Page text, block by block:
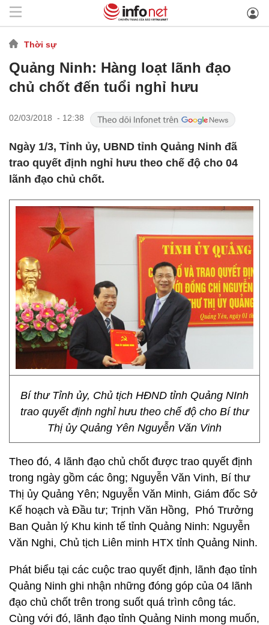
Thời sự
Quảng Ninh: Hàng loạt lãnh đạo
chủ chốt đến tuổi nghỉ hưu
02/03/2018 - 12:38
Ngày 1/3, Tỉnh ủy, UBND tỉnh Quảng Ninh đã
trao quyết định nghỉ hưu theo chế độ cho 04
lãnh đạo chủ chốt.
Bí thư Tỉnh ủy, Chủ tịch HĐND tỉnh Quảng NInh
trao quyết định nghỉ hưu theo chế độ cho Bí thư
Thị ủy Quảng Yên Nguyễn Văn Vinh
Theo đó, 4 lãnh đạo chủ chốt được trao quyết định
trong ngày gồm các ông; Nguyễn Văn Vinh, Bí thư
Thị ủy Quảng Yên; Nguyễn Văn Minh, Giám đốc Sở
Kế hoạch và Đầu tư; Trịnh Văn Hồng, Phó Trưởng
Ban Quản lý Khu kinh tế tỉnh Quảng Ninh: Nguyễn
Văn Nghi, Chủ tịch Liên minh HTX tỉnh Quảng Ninh.
Phát biểu tại các cuộc trao quyết định, lãnh đạo tỉnh
Quảng Ninh ghi nhận những đóng góp của 04 lãnh
đạo chủ chốt trên trong suốt quá trình công tác.
Cùng với đó, lãnh đạo tỉnh Quảng Ninh mong muốn,